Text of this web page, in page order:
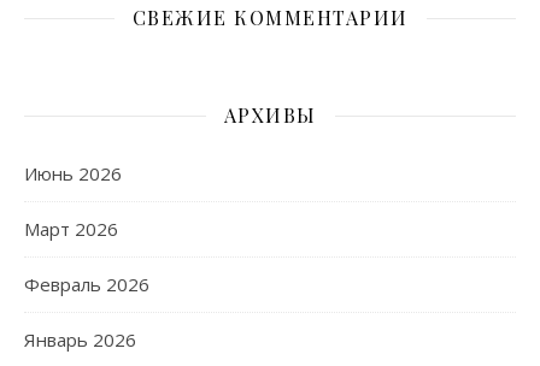
СВЕЖИЕ КОММЕНТАРИИ
АРХИВЫ
Июнь 2026
Март 2026
Февраль 2026
Январь 2026